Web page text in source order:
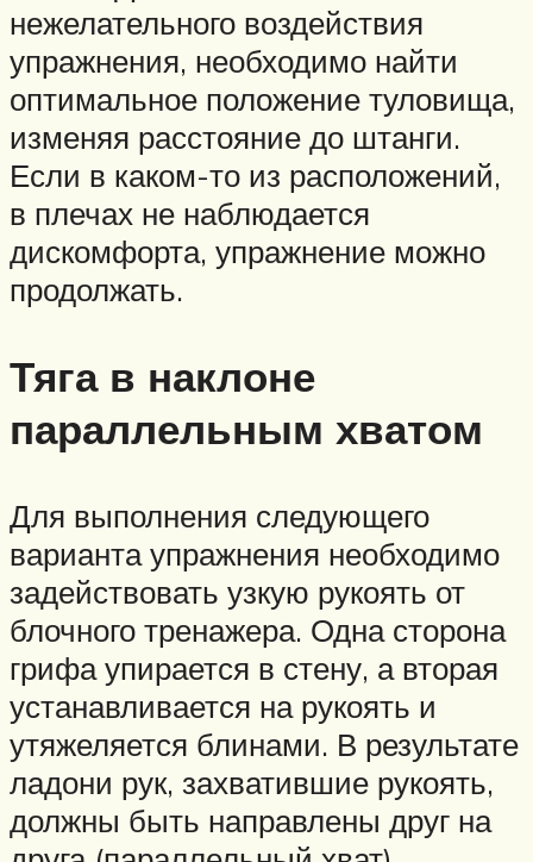
нежелательного воздействия
упражнения, необходимо найти
оптимальное положение туловища,
изменяя расстояние до штанги.
Если в каком-то из расположений,
в плечах не наблюдается
дискомфорта, упражнение можно
продолжать.
Тяга в наклоне
параллельным хватом
Для выполнения следующего
варианта упражнения необходимо
задействовать узкую рукоять от
блочного тренажера. Одна сторона
грифа упирается в стену, а вторая
устанавливается на рукоять и
утяжеляется блинами. В результате
ладони рук, захватившие рукоять,
должны быть направлены друг на